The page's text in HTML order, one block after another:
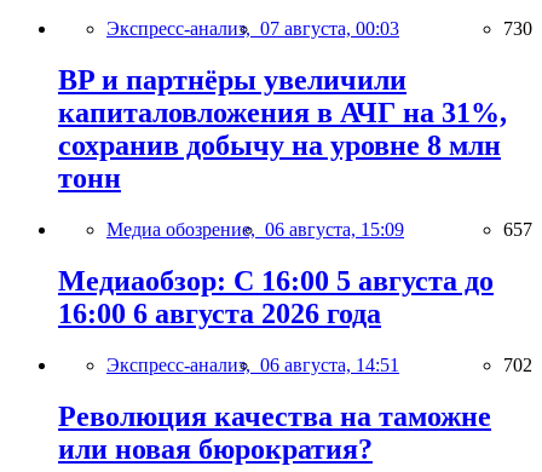
Экспресс-анализ, 07 августа, 00:03 730
BP и партнёры увеличили
капиталовложения в АЧГ на 31%,
сохранив добычу на уровне 8 млн
тонн
Медиа обозрение, 06 августа, 15:09 657
Медиаобзор: С 16:00 5 августа до
16:00 6 августа 2026 года
Экспресс-анализ, 06 августа, 14:51 702
Революция качества на таможне
или новая бюрократия?